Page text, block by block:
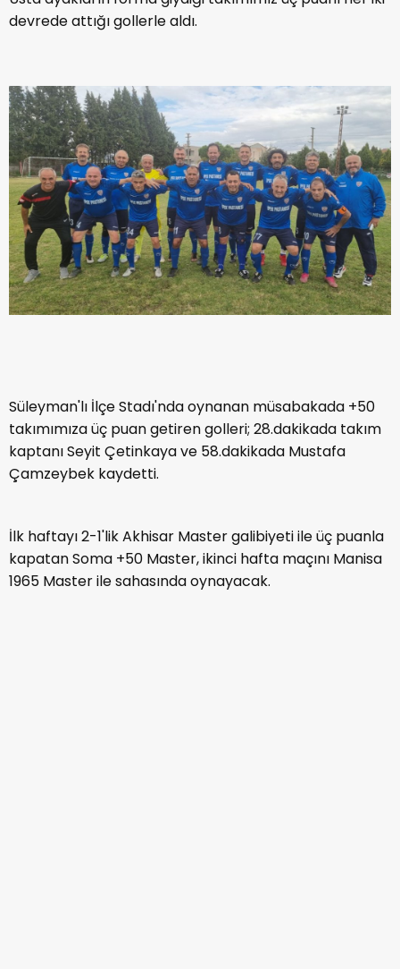
devrede attığı gollerle aldı.
Süleyman'lı İlçe Stadı'nda oynanan müsabakada +50
takımımıza üç puan getiren golleri; 28.dakikada takım
kaptanı Seyit Çetinkaya ve 58.dakikada Mustafa
Çamzeybek kaydetti.
İlk haftayı 2-1'lik Akhisar Master galibiyeti ile üç puanla
kapatan Soma +50 Master, ikinci hafta maçını Manisa
1965 Master ile sahasında oynayacak.